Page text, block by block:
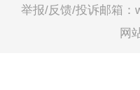
举报/反馈/投诉邮箱：
网